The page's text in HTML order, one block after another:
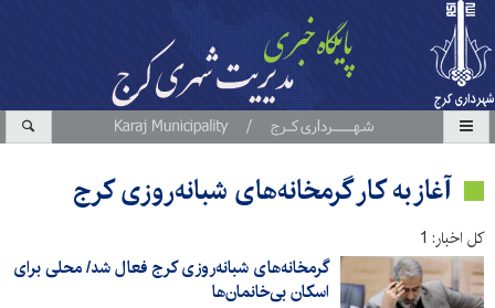
آغاز به کار گرمخانه‌های شبانه‌روزی کرج
کل اخبار: 1
گرمخانه‌های شبانه‌روزی کرج فعال شد/ محلی برای
اسکان بی‌خانمان‌ها